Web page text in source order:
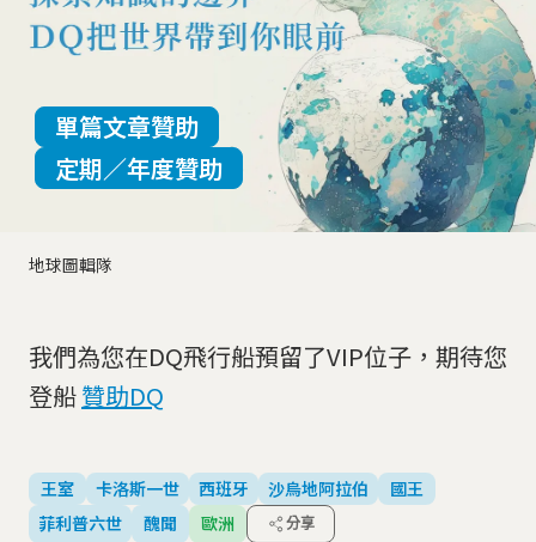
地球圖輯隊
單篇文章贊助
定期／年度贊助
我們為您在DQ飛行船預留了VIP位子，期待您
登船贊助DQ
王室 卡洛斯一世 西班牙 沙烏地阿拉伯
國王
菲利普六世
醜聞 歐洲 分享